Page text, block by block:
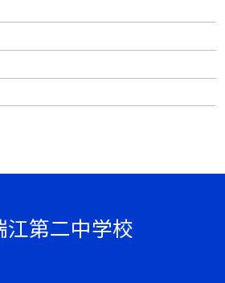
第二中学校